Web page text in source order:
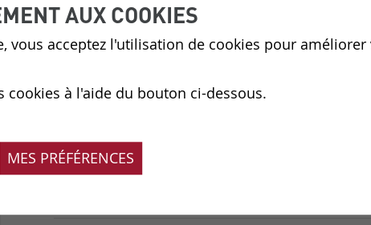
SHOJI BLOSSOM
COLLECTION:
AUX COOKIES
vous acceptez l'utilisation de cookies pour
à l'aide du bouton ci-dessous.
MES PRÉFÉRENCES